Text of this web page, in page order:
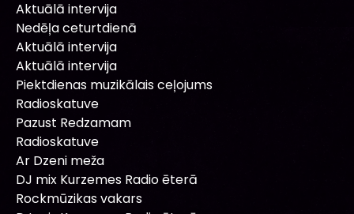
Aktuālā intervija
Nedēļa ceturtdienā
Aktuālā intervija
Aktuālā intervija
Piektdienas muzikālais ceļojums
Radioskatuve
Pazust Redzamam
Radioskatuve
Ar Dzeni meža
DJ mix Kurzemes Radio ēterā
Rockmūzikas vakars